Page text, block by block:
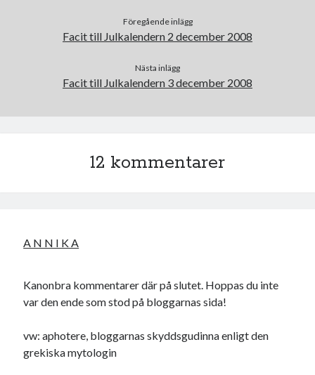
Swish: 070-8885542
Föregående inlägg
Facit till Julkalendern 2 december 2008
Nästa inlägg
Facit till Julkalendern 3 december 2008
12 kommentarer
A N N I K A
Kanonbra kommentarer där på slutet. Hoppas du inte
var den ende som stod på bloggarnas sida!
vw: aphotere, bloggarnas skyddsgudinna enligt den
grekiska mytologin